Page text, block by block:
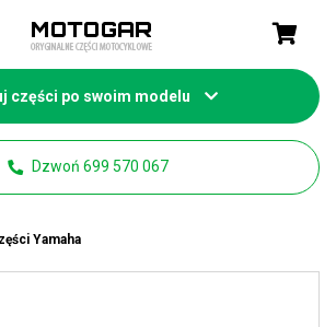
części po swoim modelu
Dzwoń 699 570 067
Yamaha